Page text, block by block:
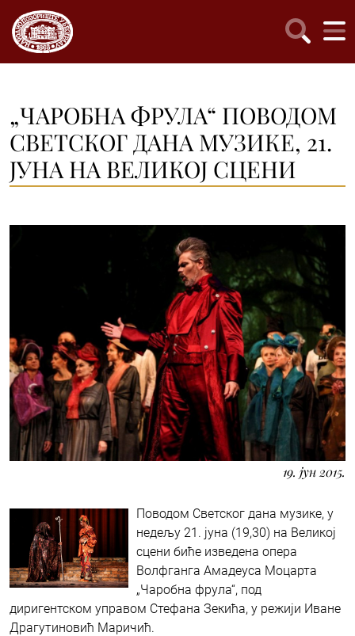
„ЧАРОБНА ФРУЛА“ ПОВОДОМ
СВЕТСКОГ ДАНА МУЗИКЕ, 21.
ЈУНА НА ВЕЛИКОЈ СЦЕНИ
19. јун 2015.
Поводом Светског дана музике, у
недељу 21. јуна (19,30) на Великој
сцени биће изведена опера
Волфганга Амадеуса Моцарта
„Чаробна фрула“, под
диригентском управом Стефана Зекића, у режији Иване
Драгутиновић Маричић.